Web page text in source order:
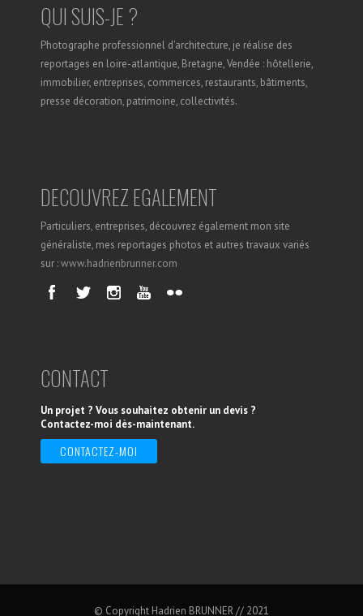
QUI SUIS-JE ?
Photographe professionnel d'architecture, je réalise des
reportages en loire-atlantique, Bretagne, Vendée : hôtellerie,
immobilier, entreprises, commerces, restaurants, bâtiments,
presse décoration, patrimoine, collectivités.
DECOUVREZ EGALEMENT
Particuliers, entreprises, découvrez également mon site
généraliste, mes reportages photos et autres travaux variés
sur :www.hadrienbrunner.com
CONTACT
Un projet ? Vous souhaitez obtenir un devis ?
Contactez-moi dès-maintenant.
CONTACTEZ-MOI
© Copyright Hadrien BRUNNER // 2021